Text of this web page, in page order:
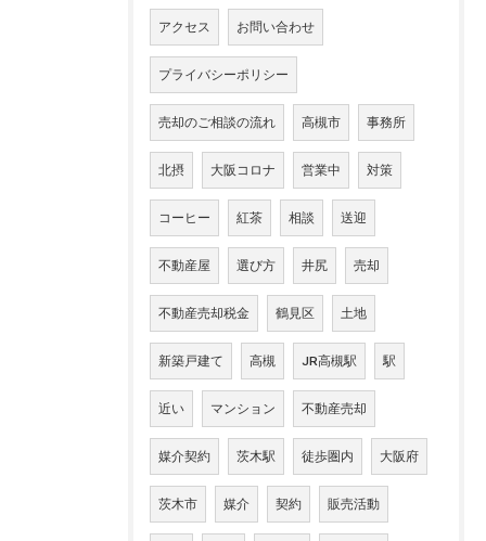
アクセス お問い合わせ
プライバシーポリシー
売却のご相談の流れ 高槻市 事務所
北摂 大阪コロナ 営業中 対策
コーヒー 紅茶 相談 送迎
不動産屋 選び方 井尻 売却
不動産売却税金 鶴見区 土地
新築戸建て 高槻 JR高槻駅 駅
近い マンション 不動産売却
媒介契約 茨木駅 徒歩圏内 大阪府
茨木市 媒介 契約 販売活動